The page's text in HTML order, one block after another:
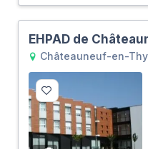
EHPAD de
Châteauneuf-en-